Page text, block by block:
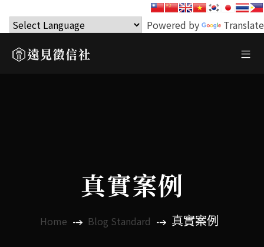
Powered by Translate
真實案例
Home Blog Standard 真實案例